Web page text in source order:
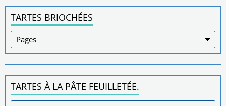
TARTES BRIOCHÉES
TARTES À LA PÂTE FEUILLETÉE.